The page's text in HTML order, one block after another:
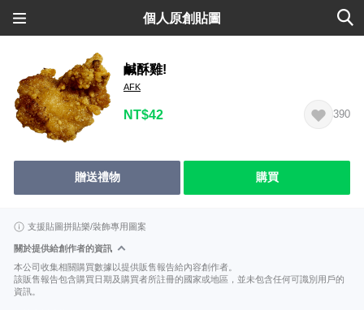
個人原創貼圖
鹹酥雞!
AFK
NT$42 390
贈送禮物 購買
支援貼圖拼貼樂/裝飾專用圖案
關於提供給創作者的資訊
本公司收集相關購買數據以提供販售報告給內容創作者。
該販售報告包含購買日期及購買者所註冊的國家或地區，並未包含任何可識別用戶的
資訊。